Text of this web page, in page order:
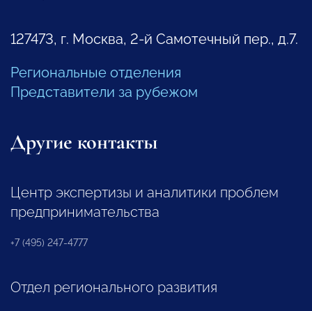
127473, г. Москва, 2-й Самотечный пер., д.7.
Региональные отделения
Представители за рубежом
Другие контакты
Центр экспертизы и аналитики проблем
предпринимательства
+7 (495) 247-4777
Отдел регионального развития